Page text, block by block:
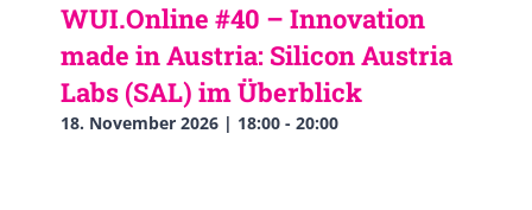
WUI.Online #40 – Innovation
made in Austria: Silicon Austria
Labs (SAL) im Überblick
18. November 2026 | 18:00 - 20:00